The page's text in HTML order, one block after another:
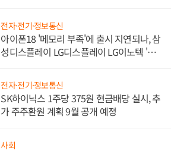
전자·전기·정보통신
아이폰18 '메모리 부족'에 출시 지연되나, 삼
성디스플레이 LG디스플레이 LG이노텍 '탈
전자·전기·정보통신
SK하이닉스 1주당 375원 현금배당 실시, 추
가 주주환원 계획 9월 공개 예정
사회